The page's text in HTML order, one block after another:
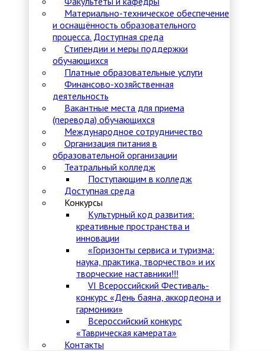
Материально-техническое обеспечение
и оснащённость образовательного
процесса. Доступная среда
Стипендии и меры поддержки
обучающихся
Платные образовательные услуги
Финансово-хозяйственная
деятельность
Вакантные места для приема
(перевода) обучающихся
Международное сотрудничество
Организация питания в
образовательной организации
Театральный колледж
Поступающим в колледж
Доступная среда
Конкурсы
Культурный код развития:
креативные пространства и
инновации
«Горизонты сервиса и туризма:
наука, практика, творчество» и их
творческие наставники!!!
VI Всероссийский Фестиваль-
конкурс «День баяна, аккордеона и
гармоники»
Всероссийский конкурс
«Таврическая камерата»
Контакты